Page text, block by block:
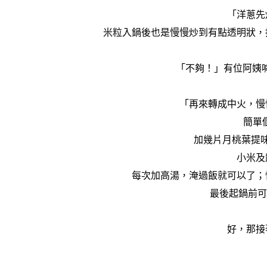
「洋蔥
米粒入鍋後也是慢慢炒到有點透明狀
「不夠！」有位阿
「再來轉成中火，
簡單
加幾片月桃葉提
小米
每次加高湯，淹過飯就可以了
最後起鍋前
好，那